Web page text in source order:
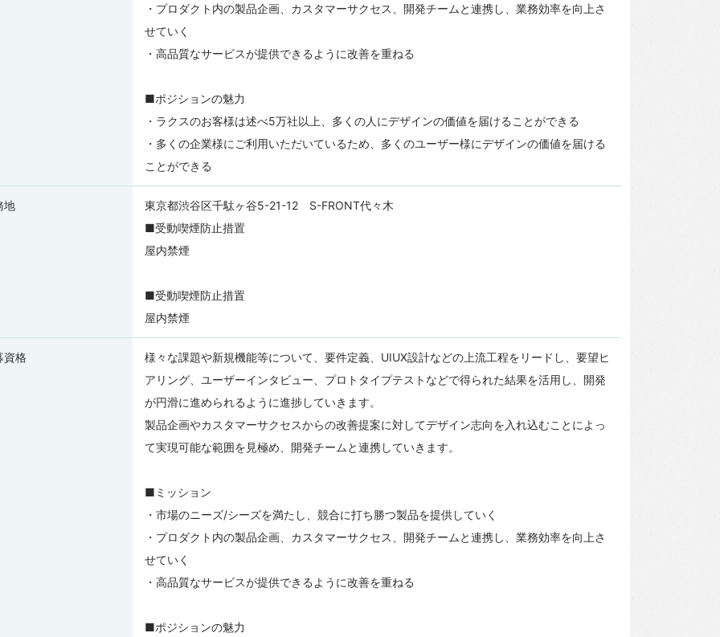
・プロダクト内の製品企画、カスタマーサクセス、開発チームと連携し、業務効率を向上さ
せていく
・高品質なサービスが提供できるように改善を重ねる
■ポジションの魅力
・ラクスのお客様は述べ5万社以上、多くの人にデザインの価値を届けることができる
・多くの企業様にご利用いただいているため、多くのユーザー様にデザインの価値を届ける
ことができる
地
東京都渋谷区千駄ヶ谷5-21-12 S-FRONT代々木
■受動喫煙防止措置
屋内禁煙
■受動喫煙防止措置
屋内禁煙
資格
様々な課題や新規機能等について、要件定義、UIUX設計などの上流工程をリードし、要望ヒ
アリング、ユーザーインタビュー、プロトタイプテストなどで得られた結果を活用し、開発
が円滑に進められるように進捗していきます。
製品企画やカスタマーサクセスからの改善提案に対してデザイン志向を入れ込むことによっ
て実現可能な範囲を見極め、開発チームと連携していきます。
■ミッション
・市場のニーズ/シーズを満たし、競合に打ち勝つ製品を提供していく
・プロダクト内の製品企画、カスタマーサクセス、開発チームと連携し、業務効率を向上さ
せていく
・高品質なサービスが提供できるように改善を重ねる
■ポジションの魅力